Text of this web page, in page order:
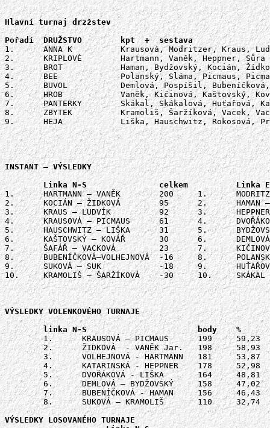
Hlavní turnaj drzžstev
1. 	ANNA K 		Krausová, Modritzer, Kraus, Ludvík
2.	KRIPLOVÉ	Hartmann, Vaněk, Heppner, Sůra
3.	BROT		Haman, Bydžovský, Kocián, Žídková, (Luskač)
4.	BEE		Polanský, Sláma, Picmaus, Picmausová
5.	BUVOL		Demlová, Pospíšil, Bubeníčková, Volhejnová
6.	HROB		Vaněk, Kičinová, Kaštovský, Kovář
7.	PANTERKY	Skákal, Skákalová, Huťařová, Katarinská
8.	ZBYTEK		Kramoliš, Šaržíková, Vacek, Vacková, Štáfková, Dvořáková, Suk, Suková
9.	HEJA		Liška, Hauschwitz, Rokosová, Przybylski
INSTANT – VÝSLEDKY
1.	HARTMANN – VANĚK	200	1.	MODRITZER – PRZYBYLSKI	23
2.	KOCIÁN – ŽIDKOVÁ	95	2.	HAMAN – PICMAUSOVÁ	21
3.	KRAUS – LUDVÍK		92	3.	HEPPNER – SŮRA		-18
4.	KRAUSOVÁ – PICMAUS	61	4.	DVOŘÁKOVÁ – ŠTÁFKOVÁ	-27
5.	HAUSCHWITZ – LIŠKA	31	5.	BYDŽOVSKÝ – RÁLKOVÁ 	-35
6.	KAŠTOVSKÝ – KOVÁŘ 	30	6.	DEMLOVÁ – POSPÍŠIL	-59
7.	ŠAFÁŘ – VACKOVÁ 	23	7.	KIČINOVÁ – VANĚK	-61
8.	BUBENÍČKOVÁ–VOLHEJNOVÁ	-16	8.	POLANSKÝ – SLÁMA	-72
9.	SUKOVÁ – SUK		-18	9.	HUŤAŘOVÁ – KATARINSKÁ	-76
10.	KRAMOLIŠ – ŠARŽÍKOVÁ	-30	10.	SKÁKAL – SKÁKALOVÁ	-164
VÝSLEDKY VOLENKOVÉHO TURNAJE
	1.	KRAUSOVÁ – PICMAUS	199	59,23	1.	RÁLKOVÁ – HAUSCHWITZ	199 	59,23
	2.	ŽIDKOVÁ  - VANĚK Jar.	198	58,93	2.	PICMAUSOVÁ – SLÁMA	184	54,76
	3.	VOLHEJNOVÁ - HARTMANN	181	53,87	3.	ŠTÁFKOVÁ - SŮRA		182	54,17
	4.	KATARINSKÁ - HEPPNER	178	52,98	4.	KIČINOVÁ - LUDVÍK	178	52,98
	5.	DVOŘÁKOVÁ - LIŠKA	164	48,81	5/6.	ŠARŽÍKOVÁ - POLANSKÝ	161	47,92
	6.	DEMLOVÁ – BYDŽOVSKÝ 	158	47,02		HUŤAŘOVÁ - SKÁKAL	161	47,92
	7.	BUBENÍČKOVÁ - HAMAN	156	46,43	7.	SKÁKALOVÁ - PRZYBYLSKI	149	44,35
	8.	SUKOVÁ – KRAMOLIŠ 	110	32,74	8.	ROKOSOVÁ – MODRITZER	130	38,69
VÝSLEDKY LOSOVANÉHO TURNAJE